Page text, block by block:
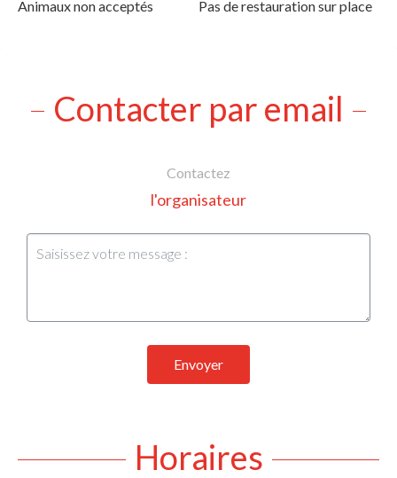
Animaux non acceptés
Pas de restauration sur place
Contacter par email
Contactez
l'organisateur
Envoyer
Horaires